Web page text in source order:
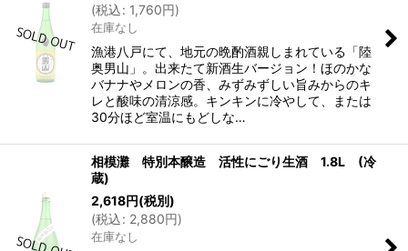
(税込: 1,760円)
在庫なし
漁港八戸にて、地元の晩酌酒親しまれている「陸
奥男山」。出来たて新酒生バージョン！ほのかな
バナナやメロンの香、みずみずしい旨みからのキ
レと酸味の清涼感。キンキンに冷やして、または
30分ほど室温にもどしな…
相模灘 特別本醸造 活性にごり生酒 1.8L (冷
蔵)
2,618円(税別)
(税込: 2,880円)
在庫なし